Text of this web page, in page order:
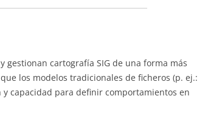
gestionan cartografía SIG de una forma más
los modelos tradicionales de ficheros (p. ej.:
capacidad para definir comportamientos en